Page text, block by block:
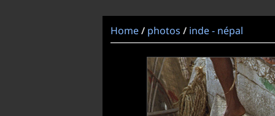
Home / photos / inde - népal